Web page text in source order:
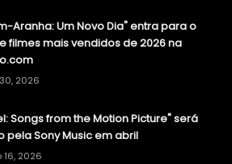
Aranha: Um Novo Dia" entra para o
filmes mais vendidos de 2026 na
2026
Songs from the Motion Picture" será
pela Sony Music em abril
16, 2026